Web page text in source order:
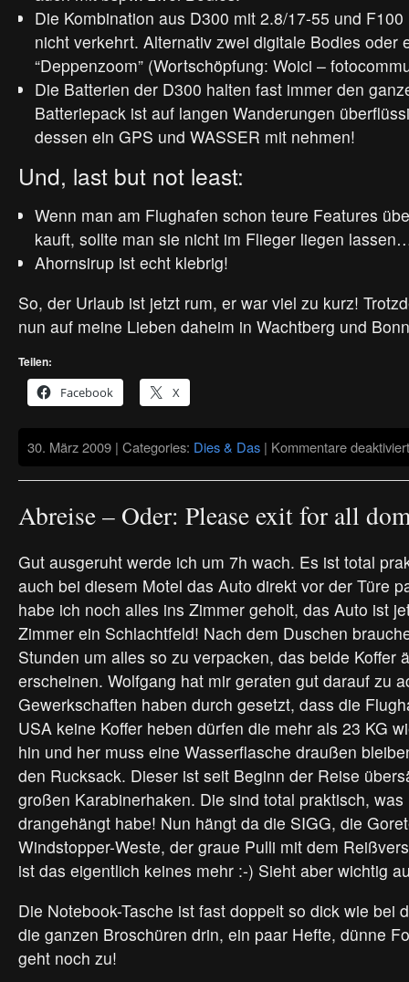
Die Kombination aus D300 mit 2.8/17-55 und
nicht verkehrt. Alternativ zwei digitale Bodies oder
“Deppenzoom” (Wortschöpfung: Woici –
Die Batterien der D300 halten fast immer den
Batteriepack ist auf langen Wanderungen
dessen ein GPS und WASSER mit nehmen!
Und, last but not least:
Wenn man am Flughafen schon teure Features
kauft, sollte man sie nicht im Flieger liegen
Ahornsirup ist echt klebrig!
So, der Urlaub ist jetzt rum, er war viel zu kurz!
nun auf meine Lieben daheim in Wachtberg und
Teilen:
Facebook
X
30. März 2009 | Categories: Dies & Das | Kommentare deaktiviert
Abreise – Oder: Please exit for all
Gut ausgeruht werde ich um 7h wach. Es ist total
auch bei diesem Motel das Auto direkt vor der Türe
habe ich noch alles ins Zimmer geholt, das Auto ist
Zimmer ein Schlachtfeld! Nach dem Duschen
Stunden um alles so zu verpacken, das beide Koffer
erscheinen. Wolfgang hat mir geraten gut darauf zu
Gewerkschaften haben durch gesetzt, dass die
USA keine Koffer heben dürfen die mehr als 23 KG
hin und her muss eine Wasserflasche draußen
den Rucksack. Dieser ist seit Beginn der Reise
großen Karabinerhaken. Die sind total praktisch,
drangehängt habe! Nun hängt da die SIGG, die
Windstopper-Weste, der graue Pulli mit dem
ist das eigentlich keines mehr :-) Sieht aber wichtig
Die Notebook-Tasche ist fast doppelt so dick wie bei
die ganzen Broschüren drin, ein paar Hefte, dünne
geht noch zu!